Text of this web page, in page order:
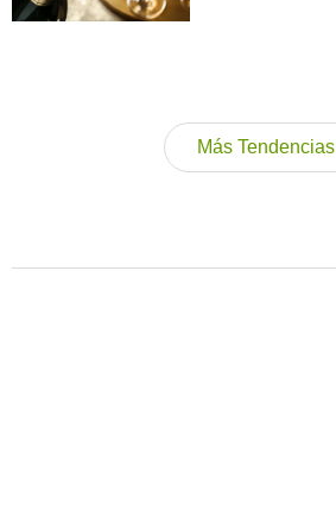
Más Tendencias